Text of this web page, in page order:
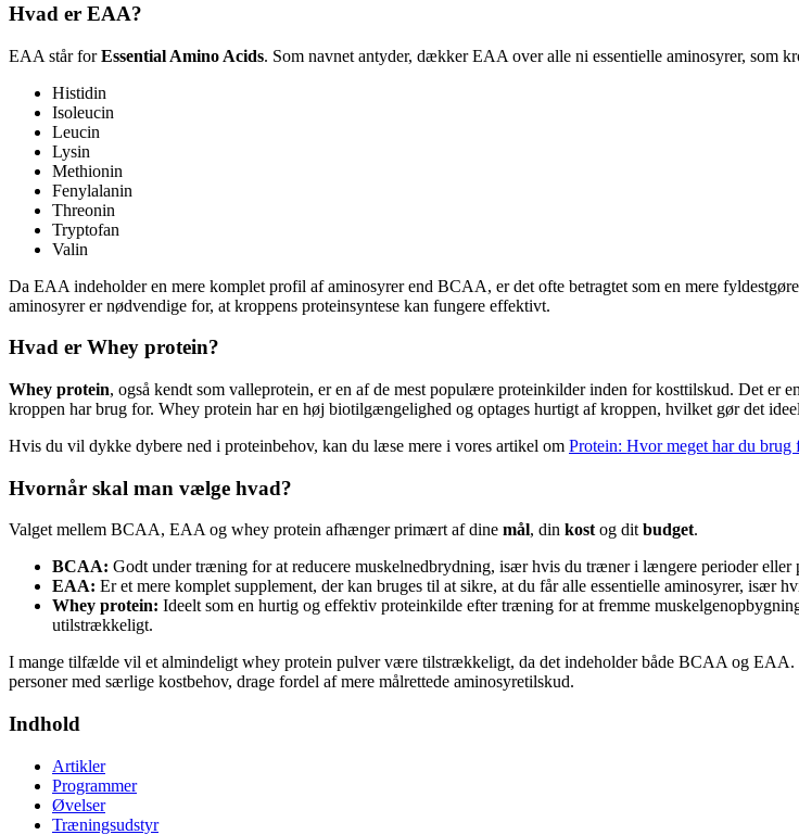
Hvad er EAA?
EAA står forEssential Amino Acids. Som navnet antyder, dækker EAA over alle ni essentielle aminosyrer, som
Histidin
Isoleucin
Leucin
Lysin
Methionin
Fenylalanin
Threonin
Tryptofan
Valin
Da EAA indeholder en mere komplet profil af aminosyrer end BCAA, er det ofte betragtet som en mere
aminosyrer er nødvendige for, at kroppens proteinsyntese kan fungere effektivt.
Hvad er Whey protein?
Whey protein, også kendt som valleprotein, er en af de mest populære proteinkilder inden for kosttilskud. Det er en
kroppen har brug for. Whey protein har en høj biotilgængelighed og optages hurtigt af kroppen, hvilket gør det
Hvis du vil dykke dybere ned i proteinbehov, kan du læse mere i vores artikel om Protein: Hvor meget har du brug
Hvornår skal man vælge hvad?
Valget mellem BCAA, EAA og whey protein afhænger primært af dine mål, din kost og dit budget.
BCAA: Godt under træning for at reducere muskelnedbrydning, især hvis du træner i længere perioder eller
EAA: Er et mere komplet supplement, der kan bruges til at sikre, at du får alle essentielle aminosyrer, især
Whey protein: Ideelt som en hurtig og effektiv proteinkilde efter træning for at fremme
utilstrækkeligt.
I mange tilfælde vil et almindeligt whey protein pulver være tilstrækkeligt, da det indeholder både BCAA og EAA.
personer med særlige kostbehov, drage fordel af mere målrettede aminosyretilskud.
Indhold
Artikler
Programmer
Øvelser
Træningsudstyr